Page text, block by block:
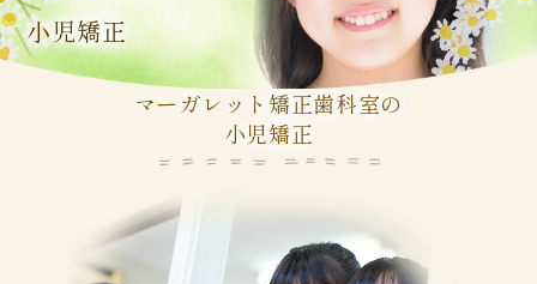
小児矯正
マーガレット矯正歯科室の
小児矯正